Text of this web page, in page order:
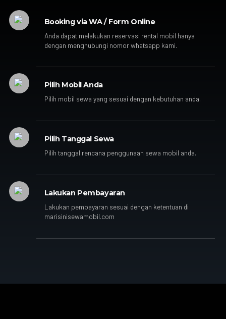
Booking via WA / Form Online
Anda dapat melakukan reservasi rental mobil hanya
dengan menghubungi nomor whatsapp kami.
Pilih Mobil Anda
Pilih mobil sewa yang sesuai dengan kebutuhan anda.
Pilih Tanggal Sewa
Pilih tanggal rencana penggunaan sewa mobil anda.
Lakukan Pembayaran
Lakukan pembayaran sesuai dengan ketentuan di
marisinisewamobil.com